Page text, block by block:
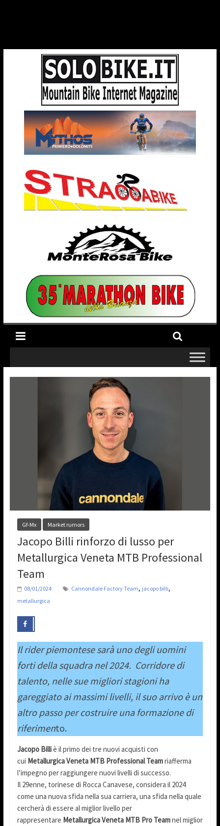
Gf-Mx Market rumors
Jacopo Billi rinforzo di lusso per
Metallurgica Veneta MTB Professional
Team
08/01/2024 Cannondale Factory Team, jacopo billi,
metallurgica
Il rider piemontese sarà uno degli uomini
forti della squadra nel 2024. Corridore di
talento, nelle sue migliori stagioni ha
gareggiato ai massimi livelli, il suo arrivo è un
altro passo per costruire una formazione di
riferimento.
Jacopo Billiè il primo dei tre nuovi acquisti con
cui Metallurgica Veneta MTB Professional Teamriafferma
l’impegno per raggiungere nuovi livelli di successo.
Il 29enne, torinese di Rocca Canavese, considera il 2024
come una nuova sfida nella sua carriera, una sfida nella quale
cercherà di essere al miglior livello per
rappresentare Metallurgica Veneta MTB Pro Teamnel miglior